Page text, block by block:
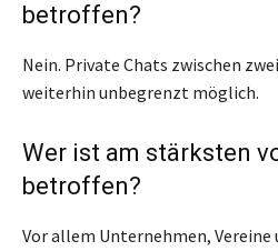
betroffen?
Nein. Private Chats zwischen
weiterhin unbegrenzt möglich.
Wer ist am stärksten
betroffen?
Vor allem Unternehmen,